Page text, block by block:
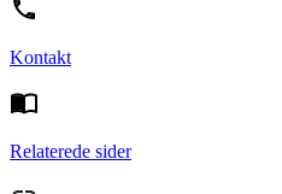
Kontakt
Relaterede sider